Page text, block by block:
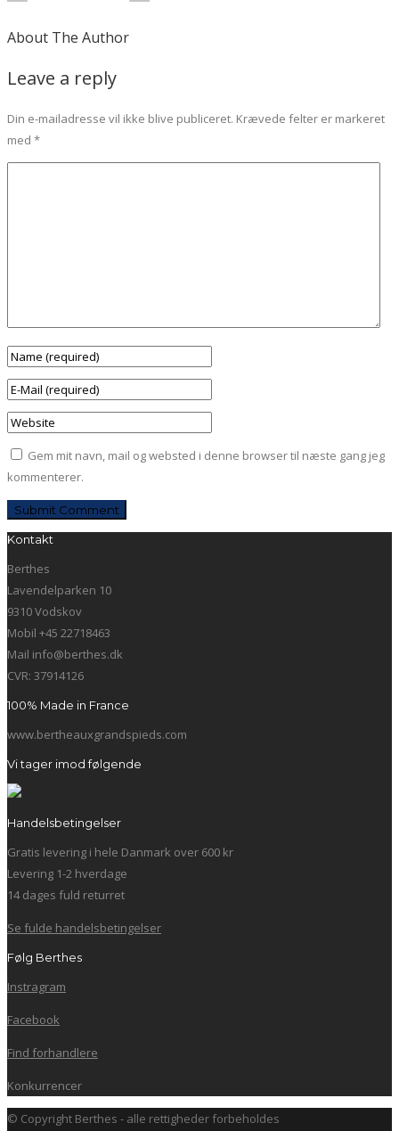
About The Author
Leave a reply
Din e-mailadresse vil ikke blive publiceret. Krævede felter er markeret
med *
Gem mit navn, mail og websted i denne browser til næste gang jeg
kommenterer.
Kontakt
Berthes
Lavendelparken 10
9310 Vodskov
Mobil +45 22718463
Mail info@berthes.dk
CVR: 37914126
100% Made in France
www.bertheauxgrandspieds.com
Vi tager imod følgende
Handelsbetingelser
Gratis levering i hele Danmark over 600 kr
Levering 1-2 hverdage
14 dages fuld returret
Se fulde handelsbetingelser
Følg Berthes
Instragram
Facebook
Find forhandlere
Konkurrencer
© Copyright Berthes - alle rettigheder forbeholdes